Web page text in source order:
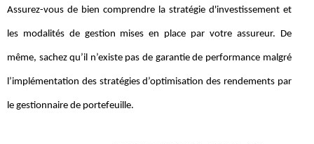
Assurez-vous de bien comprendre la stratégie d'investissement et
les modalités de gestion mises en place par votre assureur. De
même, sachez qu’il n’existe pas de garantie de performance malgré
l’implémentation des stratégies d’optimisation des rendements par
le gestionnaire de portefeuille.